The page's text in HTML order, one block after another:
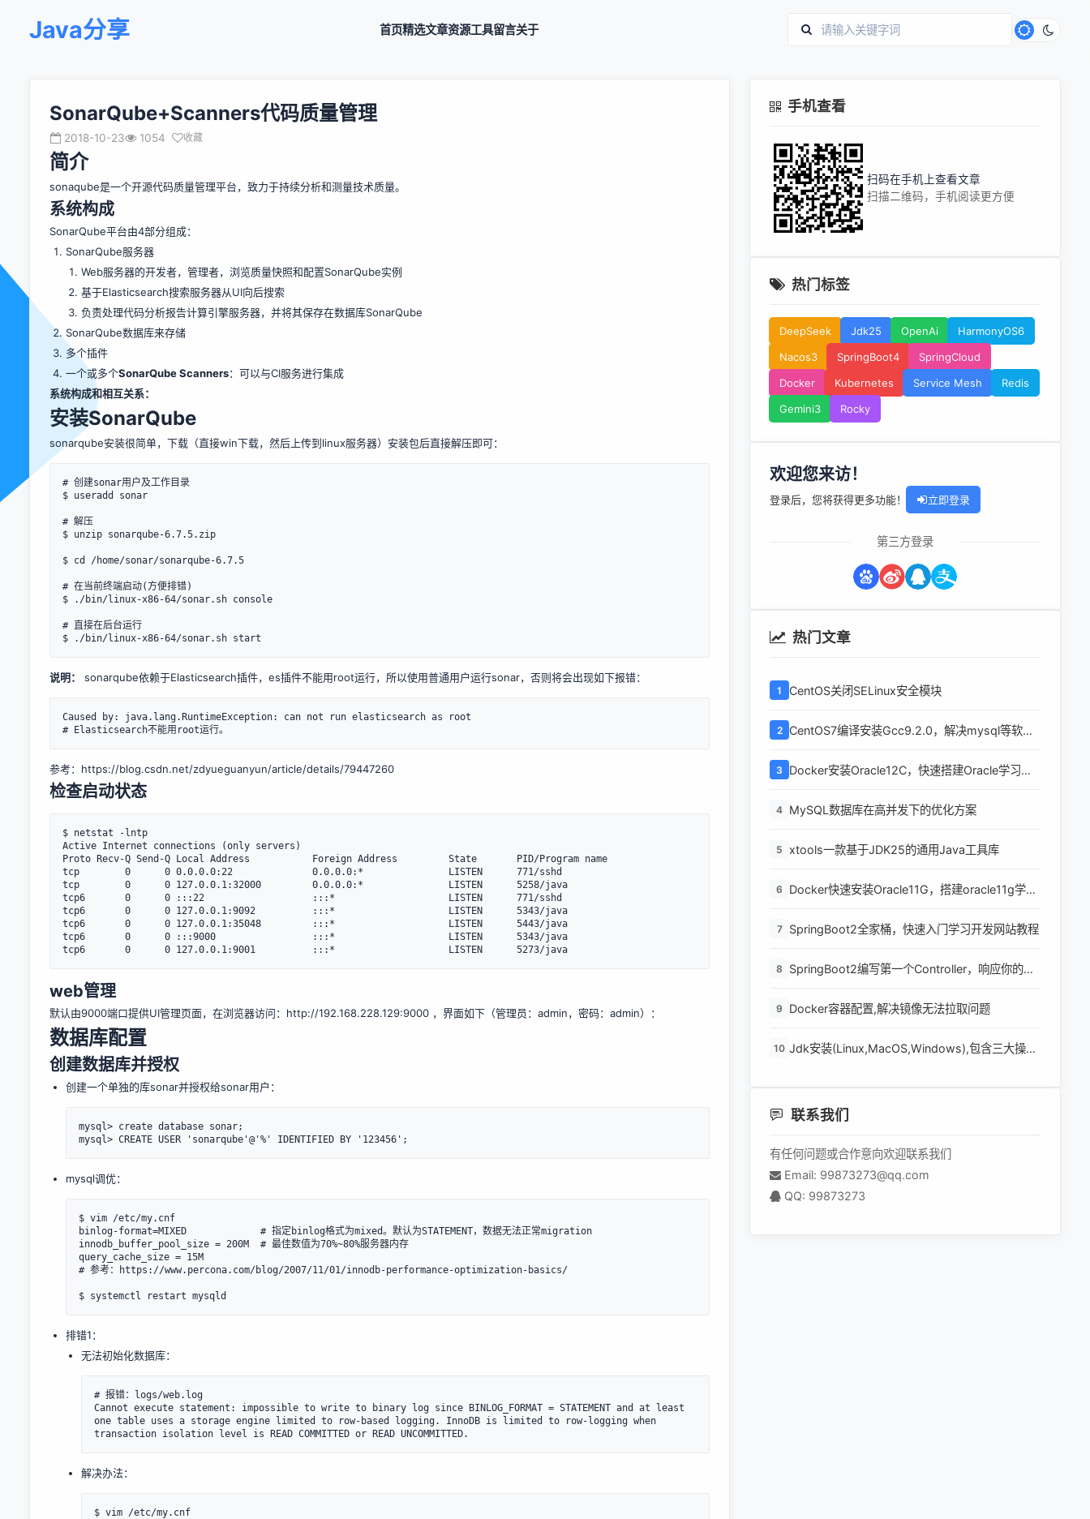
Java分享 首页精选文章资源工具留言关于
SonarQube+Scanners代码质量管理
2018-10-23 1054 收藏
简介
sonaqube是一个开源代码质量管理平台，致力于持续分析和测量技术质量。
系统构成
SonarQube平台由4部分组成：
SonarQube服务器
Web服务器的开发者，管理者，浏览质量快照和配置SonarQube实例
基于Elasticsearch搜索服务器从UI向后搜索
负责处理代码分析报告计算引擎服务器，并将其保存在数据库SonarQube
SonarQube数据库来存储
多个插件
一个或多个SonarQube Scanners：可以与CI服务进行集成
系统构成和相互关系：
安装SonarQube
sonarqube安装很简单， 下载 （直接win下载，然后上传到linux服务器）安装包后直接解压即可：
# 创建sonar用户及工作目录
$ useradd sonar
# 解压
$ unzip sonarqube-6.7.5.zip
$ cd /home/sonar/sonarqube-6.7.5
# 在当前终端启动(方便排错)
$ ./bin/linux-x86-64/sonar.sh console
# 直接在后台运行
说明： sonarqube依赖于Elasticsearch插件，es插件不能用root运行，所以使用普通用户运行sonar，否则将会出现如下报错：
Caused by: java.lang.RuntimeException: can not run elasticsearch as root
参考： https://blog.csdn.net/zdyueguanyun/article/details/79447260
检查启动状态
$ netstat -lntp
Active Internet connections (only servers)
Proto Recv-Q Send-Q Local Address           Foreign Address         State       PID/Program name
tcp        0      0 0.0.0.0:22              0.0.0.0:*               LISTEN      771/sshd
tcp        0      0 127.0.0.1:32000         0.0.0.0:*               LISTEN      5258/java
tcp6       0      0 :::22                   :::*                    LISTEN      771/sshd
tcp6       0      0 127.0.0.1:9092          :::*                    LISTEN      5343/java
tcp6       0      0 127.0.0.1:35048         :::*                    LISTEN      5443/java
tcp6       0      0 :::9000                 :::*                    LISTEN      5343/java
web管理
默认由9000端口提供UI管理页面，在浏览器访问： http://192.168.228.129:9000 ，界面如下（管理员：admin，密码：admin）：
数据库配置
创建数据库并授权
创建一个单独的库sonar并授权给sonar用户：
mysql> create database sonar;
mysql调优：
$ vim /etc/my.cnf
binlog-format=MIXED             # 指定binlog格式为mixed。默认为STATEMENT，数据无法正常migration
innodb_buffer_pool_size = 200M  # 最佳数值为70%~80%服务器内存
query_cache_size = 15M
# 参考：https://www.percona.com/blog/2007/11/01/innodb-performance-optimization-basics/
排错1：
无法初始化数据库：
# 报错：logs/web.log
Cannot execute statement: impossible to write to binary log since BINLOG_FORMAT = STATEMENT and at least
one table uses a storage engine limited to row-based logging. InnoDB is limited to row-logging when
解决办法：
$ vim /etc/my.cnf
手机查看
扫码在手机上查看文章
扫描二维码，手机阅读更方便
热门标签
DeepSeek Jdk25 OpenAi
HarmonyOS6
Nacos3
SpringBoot4
SpringCloud
Docker
Kubernetes Service Mesh
Redis
Gemini3
Rocky
欢迎您来访！
登录后，您将获得更多功能！ 立即登录
第三方登录
热门文章
1 CentOS关闭SELinux安全模块
2
CentOS7编译安装Gcc9.2.0，解决mysql等软件
3
Docker安装Oracle12C，快速搭建Oracle学习环
4 MySQL数据库在高并发下的优化方案
5 xtools一款基于JDK25的通用Java工具库
6
Docker快速安装Oracle11G，搭建oracle11g学习
7 SpringBoot2全家桶，快速入门学习开发网站教程
8
SpringBoot2编写第一个Controller，响应你的
9 Docker容器配置,解决镜像无法拉取问题
10 Jdk安装(Linux,MacOS,Windows),包含三大操作
联系我们
有任何问题或合作意向欢迎联系我们
Email: 99873273@qq.com
QQ: 99873273